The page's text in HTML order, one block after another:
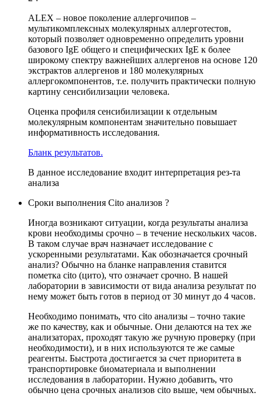
ALEX – новое поколение аллергочипов –
мультикомплексных молекулярных аллерготестов,
который позволяет одновременно определить уровни
базового IgE общего и специфических IgE к более
широкому спектру важнейших аллергенов на основе 120
экстрактов аллергенов и 180 молекулярных
аллергокомпонентов, т.е. получить практически полную
картину сенсибилизации человека.
Оценка профиля сенсибилизации к отдельным
молекулярным компонентам значительно повышает
информативность исследования.
Бланк результатов.
В данное исследование входит интерпретация рез-та
анализа
Сроки выполнения Cito анализов ?
Иногда возникают ситуации, когда результаты анализа
крови необходимы срочно – в течение нескольких часов.
В таком случае врач назначает исследование с
ускоренными результатами. Как обозначается срочный
анализ? Обычно на бланке направления ставится
пометка cito (цито), что означает срочно. В нашей
лаборатории в зависимости от вида анализа результат по
нему может быть готов в период от 30 минут до 4 часов.
Необходимо понимать, что cito анализы – точно такие
же по качеству, как и обычные. Они делаются на тех же
анализаторах, проходят такую же ручную проверку (при
необходимости), и в них используются те же самые
реагенты. Быстрота достигается за счет приоритета в
транспортировке биоматериала и выполнении
исследования в лаборатории. Нужно добавить, что
обычно цена срочных анализов cito выше, чем обычных.